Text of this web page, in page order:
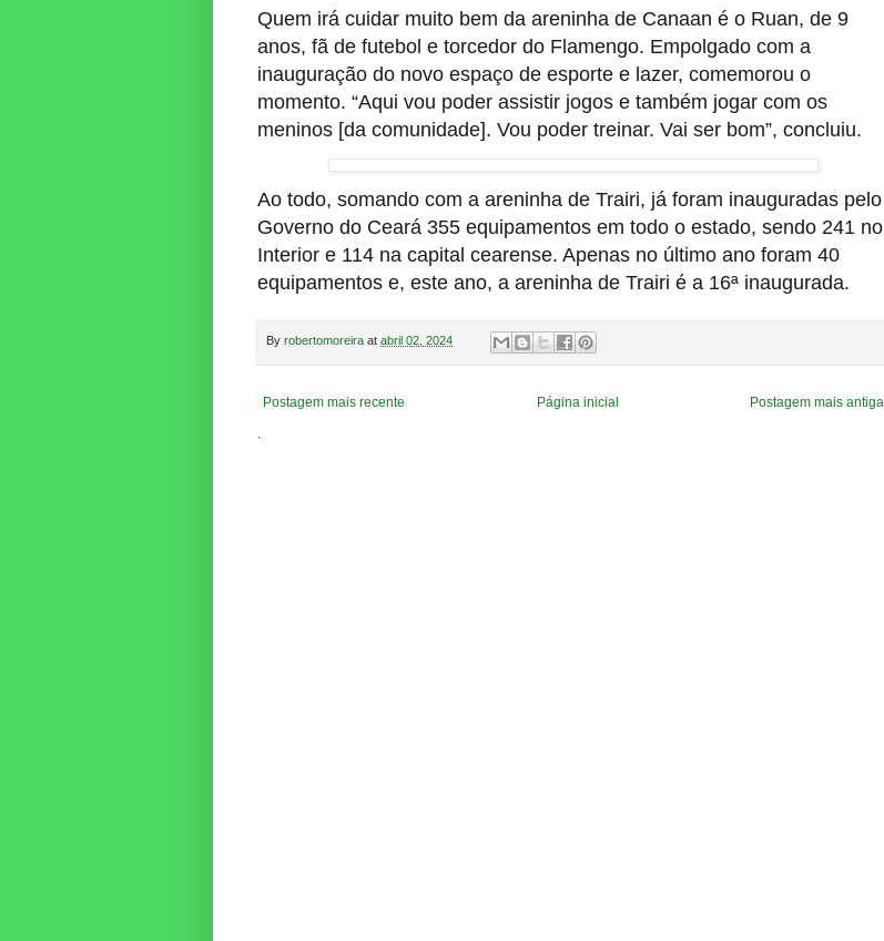
Quem irá cuidar muito bem da areninha de Canaan é o Ruan, de 9
anos, fã de futebol e torcedor do Flamengo. Empolgado com a
inauguração do novo espaço de esporte e lazer, comemorou o
momento. “Aqui vou poder assistir jogos e também jogar com os
meninos [da comunidade]. Vou poder treinar. Vai ser bom”, concluiu.
Ao todo, somando com a areninha de Trairi, já foram inauguradas pelo
Governo do Ceará 355 equipamentos em todo o estado, sendo 241 no
Interior e 114 na capital cearense. Apenas no último ano foram 40
equipamentos e, este ano, a areninha de Trairi é a 16ª inaugurada.
By robertomoreira at abril 02, 2024
Postagem mais recente Postagem mais antiga
Página inicial